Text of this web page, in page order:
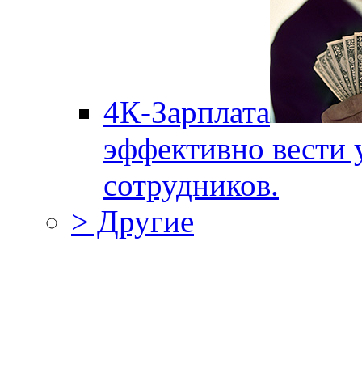
4К-Зарплата
эффективно вести
сотрудников.
> Другие